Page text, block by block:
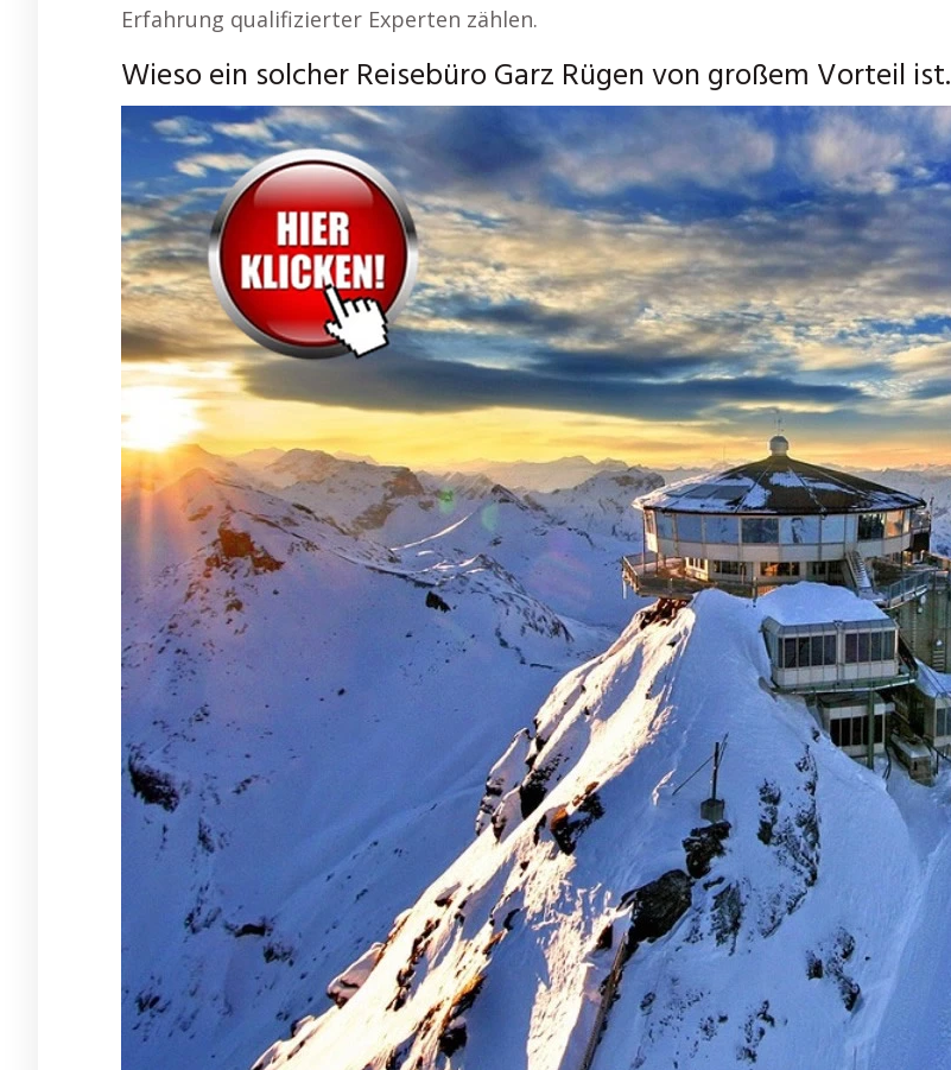
Erfahrung qualifizierter Experten zählen.
Wieso ein solcher Reisebüro Garz Rügen von großem Vorteil ist.